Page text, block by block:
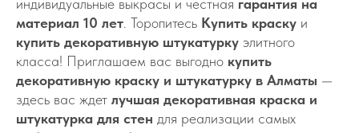
индивидуальные выкрасы и честная гарантия на
материал 10 лет . Торопитесь Купить краску и
купить декоративную штукатурку элитного
класса! Приглашаем вас выгодно купить
декоративную краску и штукатурку в Алматы —
здесь вас ждет лучшая декоративная краска и
штукатурка для стен для реализации самых